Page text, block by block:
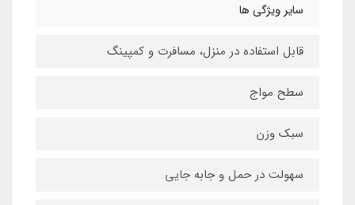
سایر ویژگی ها
قابل استفاده در منزل، مسافرت و کمپینگ
سطح مواج
سبک وزن
سهولت در حمل و جابه جایی